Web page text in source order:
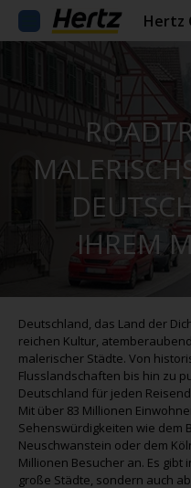
Hertz
IHREM
Deutschland, das Land der
reichen Kultur,
malerischer Städte. Von
Flusslandschaften bis hin zu
Deutschland für jeden
Mit über 83 Millionen
Sehenswürdigkeiten wie dem
Neuschwanstein oder dem
Millionen Besucher an. Es
große Städte, sondern auch